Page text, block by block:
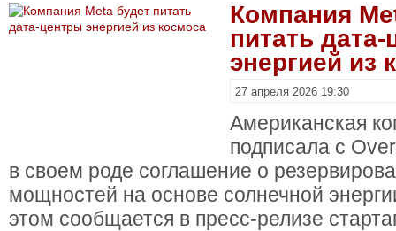
Компания
питать
энергией из
27 апреля 2026 19:30
Американская
подписала с
в своем роде соглашение о
мощностей на основе солнечной
этом сообщается в пресс-релизе